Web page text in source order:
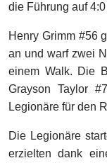
die Führung auf
Henry Grimm #56
an und warf zwei
einem Walk. Die
Grayson Taylor
Legionäre für den
Die Legionäre
erzielten dank